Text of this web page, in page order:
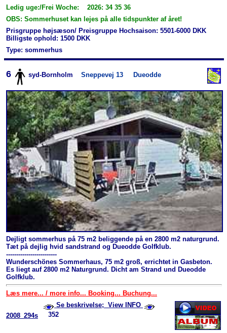
Ledig uge:/Frei Woche: 2026: 34 35 36
OBS: Sommerhuset kan lejes på alle tidspunkter af året!
Prisgruppe højsæson/ Preisgruppe Hochsaison: 5501-6000 DKK
Billigste ophold: 1500 DKK
Type: sommerhus
6 syd-Bornholm Sneppevej 13 Dueodde
Dejligt sommerhus på 75 m2 beliggende på en 2800 m2 naturgrund.
Tæt på dejlig hvid sandstrand og Dueodde Golfklub.
-------------------------
Wunderschönes Sommerhaus, 75 m2 groß, errichtet in Gasbeton.
Es liegt auf 2800 m2 Naturgrund. Dicht am Strand und Dueodde
Golfklub.
Læs mere... / more info... Booking... Buchung...
2008_294s
Se beskrivelse; View INFO
352